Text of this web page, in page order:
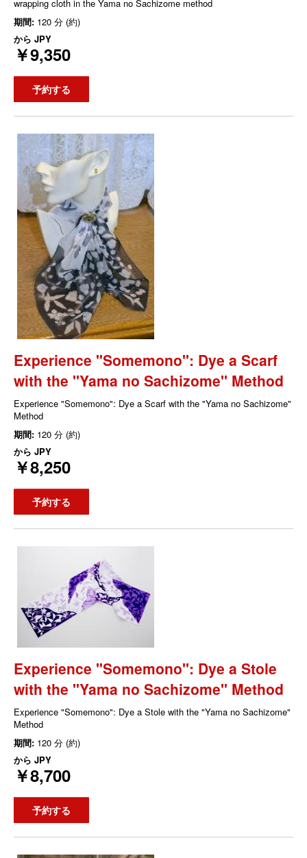
wrapping cloth in the Yama no Sachizome method
期間: 120 分 (約)
から JPY
￥9,350
予約する
Experience "Somemono": Dye a Scarf
with the "Yama no Sachizome" Method
Experience "Somemono": Dye a Scarf with the "Yama no Sachizome"
Method
期間: 120 分 (約)
から JPY
￥8,250
予約する
Experience "Somemono": Dye a Stole
with the "Yama no Sachizome" Method
Experience "Somemono": Dye a Stole with the "Yama no Sachizome"
Method
期間: 120 分 (約)
から JPY
￥8,700
予約する